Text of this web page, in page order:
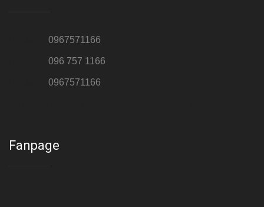
0967571166
096 757 1166
0967571166
Fanpage